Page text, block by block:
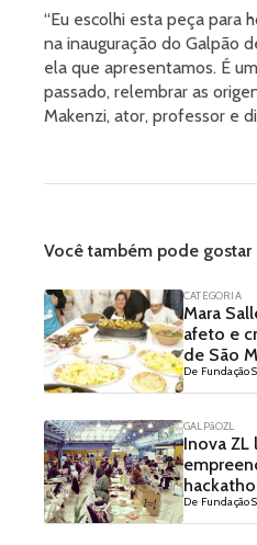
“Eu escolhi esta peça para
na inauguração do Galpão
ela que apresentamos. É
passado, relembrar as
Makenzi, ator, professor e
Você também pode gostar
CATEGORIA
Mara
afeto e
de São
De Fundação
GALPãOZL
Inova ZL
De Fundação